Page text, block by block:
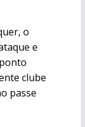
o
e
clube
passe